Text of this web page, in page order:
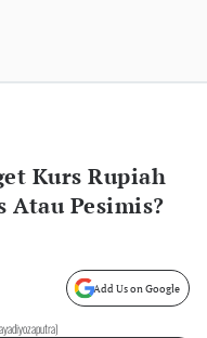
Kurs Rupiah
Atau Pesimis?
Add Us on Google